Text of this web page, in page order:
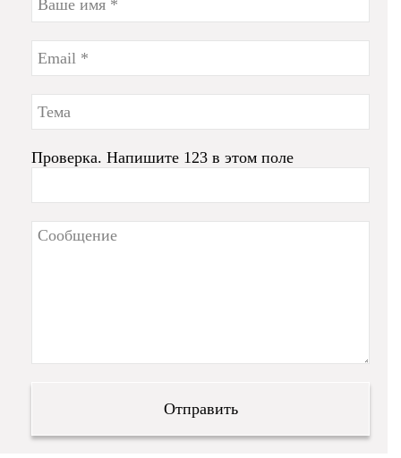
Проверка. Напишите 123 в этом поле